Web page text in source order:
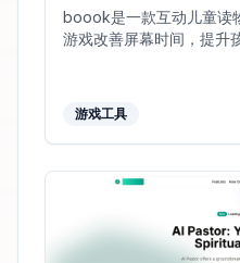
boook是一款互动儿童读
游戏改善屏幕时间，提升
游戏工具